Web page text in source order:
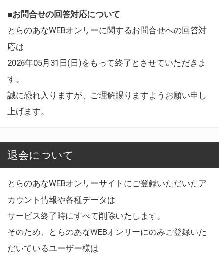
■お問合せの回答対応について
とらのあなWEBオンリーに関するお問合せへの回答対
応は
2026年05月31日(日)をもって終了とさせていただきま
す。
誠に恐れ入りますが、ご理解賜りますようお願い申し
上げます。
退会について
とらのあなWEBオンリーサイトにご登録いただいたア
カウント情報や各種データは
サービス終了時にすべて削除いたします。
そのため、とらのあなWEBオンリーにのみご登録いた
だいているユーザー様は